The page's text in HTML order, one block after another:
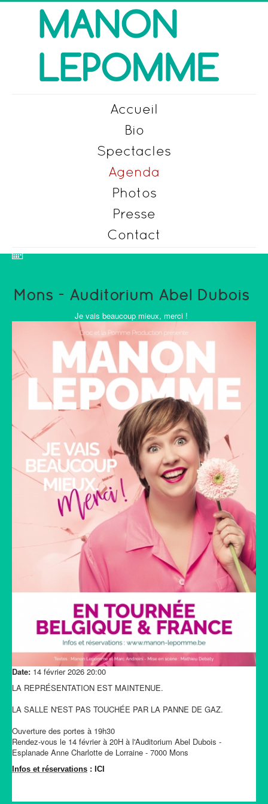
Accueil
Bio
Spectacles
Agenda
Photos
Presse
Contact
Mons - Auditorium Abel Dubois
Je vais beaucoup mieux, merci !
Date: 14 février 2026 20:00
LA REPRÉSENTATION EST MAINTENUE.
LA SALLE N'EST PAS TOUCHÉE PAR LA PANNE DE GAZ.
Ouverture des portes à 19h30
Rendez-vous le 14 février à 20H à l'Auditorium Abel Dubois -
Esplanade Anne Charlotte de Lorraine - 7000 Mons
Infos et réservations : ICI
précédente
précédent
suivante
suivant